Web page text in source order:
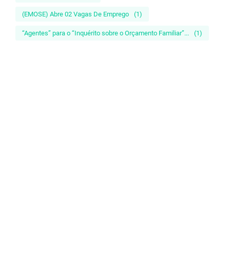
(EMOSE) Abre 02 Vagas De Emprego (1)
“Agentes” para o “Inquérito sobre o Orçamento Familiar”... (1)